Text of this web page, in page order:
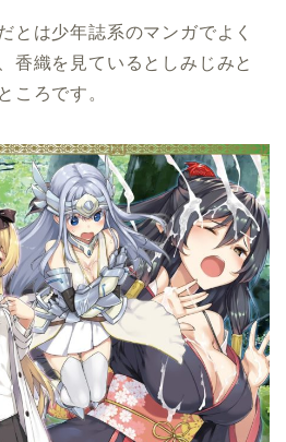
とは少年誌系のマンガでよく
香織を見ているとしみじみと
ころです。